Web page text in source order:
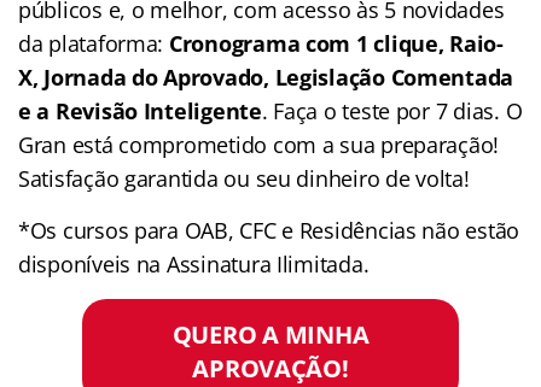
públicos e, o melhor, com acesso às 5 novidades
da plataforma: Cronograma com 1 clique, Raio-
X, Jornada do Aprovado, Legislação Comentada
e a Revisão Inteligente. Faça o teste por 7 dias. O
Gran está comprometido com a sua preparação!
Satisfação garantida ou seu dinheiro de volta!
*Os cursos para OAB, CFC e Residências não estão
disponíveis na Assinatura Ilimitada.
QUERO A MINHA
APROVAÇÃO!